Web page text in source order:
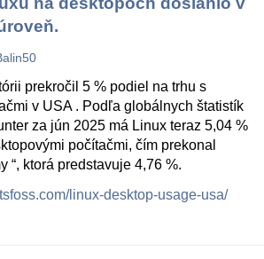
prekročil 5 % podiel na trhu s
v USA . Podľa globálnych štatistík
za jún 2025 má Linux teraz 5,04 %
počítačmi, čím prekonal
“, ktorá predstavuje 4,76 %.
linux-desktop-usage-usa/